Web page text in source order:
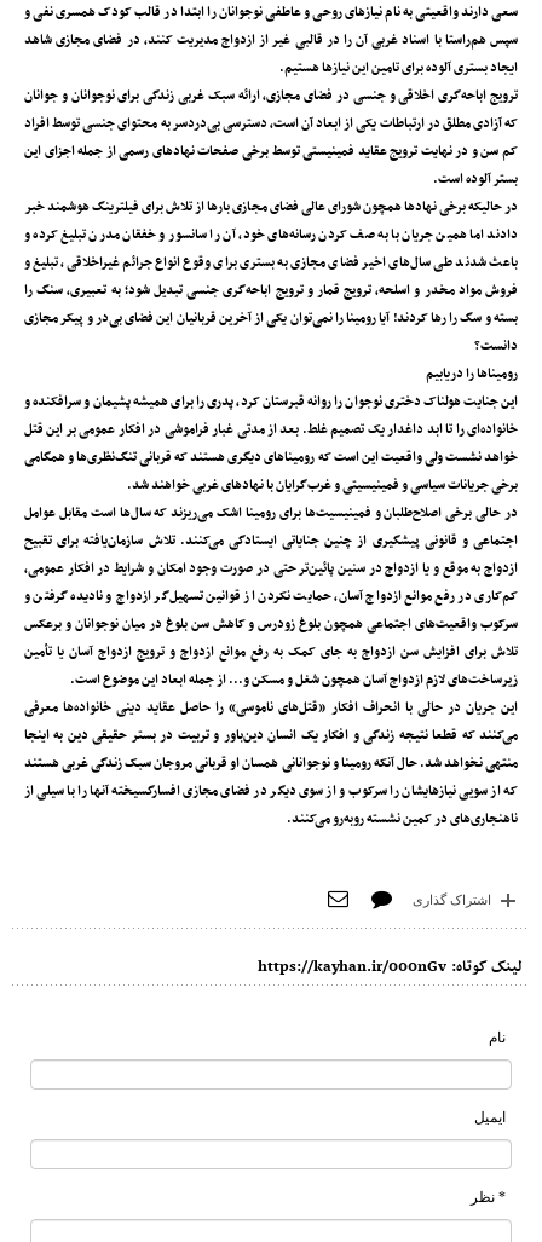
سعی دارند واقعیتی به نام نیازهای روحی و عاطفی نوجوانان را ابتدا در قالب کودک همسری نفی و
سپس هم‌راستا با اسناد غربی آن را در قالبی غیر از ازدواج مدیریت کنند، در فضای مجازی شاهد
ایجاد بستری آلوده برای تامین این نیازها هستیم.
ترویج اباحه‌گری اخلاقی و جنسی در فضای مجازی، ارائه سبک غربی زندگی برای نوجوانان و جوانان
که آزادی مطلق در ارتباطات یکی از ابعاد آن است، دسترسی بی‌دردسر به محتوای جنسی توسط افراد
کم سن و در نهایت ترویج عقاید فمینیستی توسط برخی صفحات نهادهای رسمی از جمله اجزای این
بستر آلوده است.
در حالیکه برخی نهادها همچون شورای عالی فضای مجازی بارها از تلاش برای فیلترینگ هوشمند خبر
دادند اما همین جریان با به صف کردن رسانه‌های خود، آن را سانسور و خفقان مدرن تبلیغ کرده و
باعث شدند طی سال‌های اخیر فضای مجازی به بستری برای وقوع انواع جرائم غیراخلاقی، تبلیغ و
فروش مواد مخدر و اسلحه، ترویج قمار و ترویج اباحه‌گری جنسی تبدیل شود؛ به تعبیری، سنگ را
بسته و سگ را رها کردند! آیا رومینا را نمی‌توان یکی از آخرین قربانیان این فضای بی‌در و پیکر مجازی
دانست؟
رومیناها را دریابیم
این جنایت هولناک دختری نوجوان را روانه قبرستان کرد، پدری را برای همیشه پشیمان و سرافکنده و
خانواده‌ای را تا ابد داغدار یک تصمیم غلط. بعد از مدتی غبار فراموشی در افکار عمومی بر این قتل
خواهد نشست ولی واقعیت این است که رومیناهای دیگری هستند که قربانی تنگ‌نظری‌ها و همگامی
برخی جریانات سیاسی و فمینیسیتی و غرب‌گرایان با نهادهای غربی خواهند شد.
در حالی برخی اصلاح‌طلبان و فمینیسیت‌ها برای رومینا ‌اشک می‌ریزند که سال‌ها است مقابل عوامل
اجتماعی و قانونی پیشگیری از چنین جنایاتی ایستادگی می‌کنند. تلاش سازمان‌یافته برای تقبیح
ازدواج به موقع و یا ازدواج در سنین پائین‌تر حتی در صورت وجود امکان و شرایط در افکار عمومی،
کم‌کاری در رفع موانع ازدواج آسان، حمایت نکردن از قوانین تسهیل‌گر ازدواج و نادیده گرفتن و
سرکوب واقعیت‌های اجتماعی همچون بلوغ زودرس و کاهش سن بلوغ در میان نوجوانان و برعکس
تلاش برای افزایش سن ازدواج به جای کمک به رفع موانع ازدواج و ترویج ازدواج آسان یا تأمین
زیرساخت‌های لازم ازدواج آسان همچون شغل و مسکن و... از جمله ابعاد این موضوع است.
این جریان در حالی با انحراف افکار «قتل‌های ناموسی» را حاصل عقاید دینی خانواده‌ها معرفی
می‌کنند که قطعا نتیجه زندگی و افکار یک انسان دین‌باور و تربیت در بستر حقیقی دین به اینجا
منتهی نخواهد شد. حال آنکه رومینا و نوجوانانی همسان او قربانی مروجان سبک زندگی غربی هستند
که از سویی نیازهایشان را سرکوب و از سوی دیگر در فضای مجازی افسارگسیخته آنها را با سیلی از
ناهنجاری‌های در کمین نشسته رو‌به‌رو می‌کنند.
اشتراک گذاری
لینک کوتاه: https://kayhan.ir/000nGv
نام
ایمیل
* نظر